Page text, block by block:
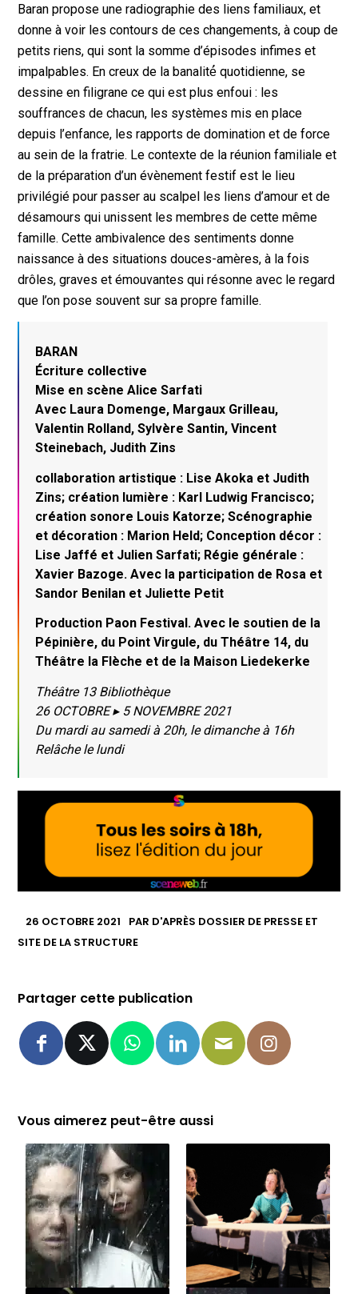
Baran propose une radiographie des liens familiaux, et
donne à voir les contours de ces changements, à coup de
petits riens, qui sont la somme d’épisodes infimes et
impalpables. En creux de la banalité́ quotidienne, se
dessine en filigrane ce qui est plus enfoui : les
souffrances de chacun, les systèmes mis en place
depuis l’enfance, les rapports de domination et de force
au sein de la fratrie. Le contexte de la réunion familiale et
de la préparation d’un évènement festif est le lieu
privilégié pour passer au scalpel les liens d’amour et de
désamours qui unissent les membres de cette même
famille. Cette ambivalence des sentiments donne
naissance à des situations douces-amères, à la fois
drôles, graves et émouvantes qui résonne avec le regard
que l’on pose souvent sur sa propre famille.
BARAN
Écriture collective
Mise en scène Alice Sarfati
Avec Laura Domenge, Margaux Grilleau,
Valentin Rolland, Sylvère Santin, Vincent
Steinebach, Judith Zins
collaboration artistique : Lise Akoka et Judith
Zins; création lumière : Karl Ludwig Francisco;
création sonore Louis Katorze; Scénographie
et décoration : Marion Held; Conception décor :
Lise Jaffé et Julien Sarfati; Régie générale :
Xavier Bazoge. Avec la participation de Rosa et
Sandor Benilan et Juliette Petit
Production Paon Festival. Avec le soutien de la
Pépinière, du Point Virgule, du Théâtre 14, du
Théâtre la Flèche et de la Maison Liedekerke
Théâtre 13 Bibliothèque
26 OCTOBRE ▸ 5 NOVEMBRE 2021
Du mardi au samedi à 20h, le dimanche à 16h
Relâche le lundi
26 OCTOBRE 2021 PAR D'APRÈS DOSSIER DE PRESSE ET
SITE DE LA STRUCTURE
Partager cette publication
Vous aimerez peut-être aussi